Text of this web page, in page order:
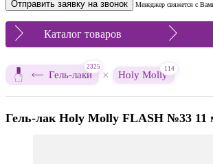
Менеджер свяжется с
Каталог товаров
Гель-лаки
2325
× Holy Molly
114
Гель-лак Holy Molly FLASH №33 11